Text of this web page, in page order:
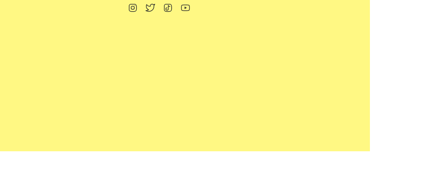
Instagram
TwitterTikTok